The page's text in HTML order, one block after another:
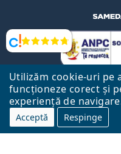
Utilizăm cookie-uri pe
funcționeze corect și
experiență de
Acceptă Respinge
Opinii
Către